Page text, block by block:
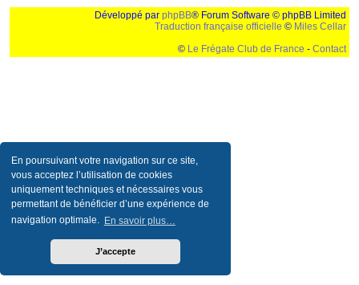
En poursuivant votre navigation sur ce site,
vous acceptez l’utilisation de cookies
uniquement techniques et nécessaires vous
permettant de bénéficier d’une expérience de
navigation optimale. En savoir plus…
J’accepte
Développé par phpBB® Forum Software © phpBB Limited
Traduction française officielle © Miles Cellar
© Le Frégate Club de France - Contact